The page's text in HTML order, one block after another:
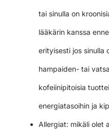
tai sinulla on
lääkärin kanssa
erityisesti jos sinulla
hampaiden- tai
kofeiinipitoisia
energiatasoihin ja
Allergiat: mikäli olet